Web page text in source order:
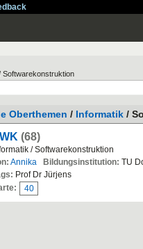
Oberthemen / Informatik /
(68)
/ Softwarekonstruktion
Annika Bildungsinstitution: TU
Prof Dr Jürjens
40